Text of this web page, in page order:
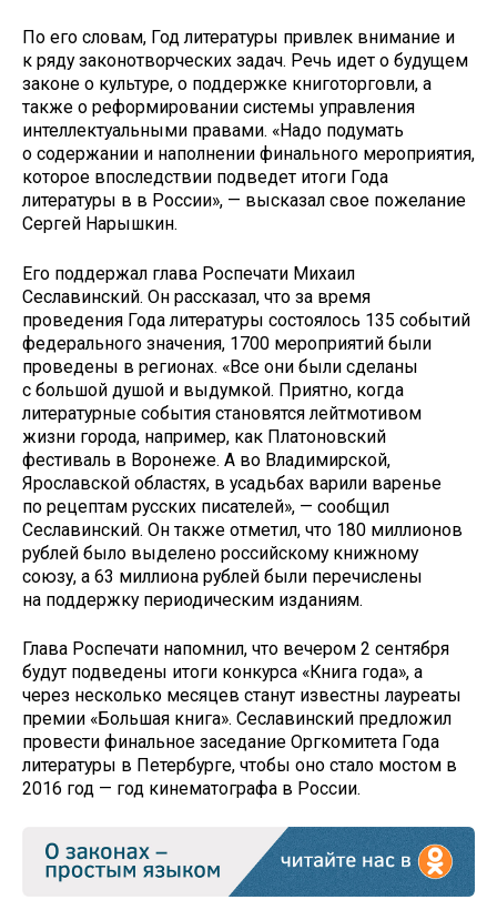
По его словам, Год литературы привлек внимание и
к ряду законотворческих задач. Речь идет о будущем
законе о культуре, о поддержке книготорговли, а
также о реформировании системы управления
интеллектуальными правами. «Надо подумать
о содержании и наполнении финального мероприятия,
которое впоследствии подведет итоги Года
литературы в в России», — высказал свое пожелание
Сергей Нарышкин.
Его поддержал глава Роспечати Михаил
Сеславинский. Он рассказал, что за время
проведения Года литературы состоялось 135 событий
федерального значения, 1700 мероприятий были
проведены в регионах. «Все они были сделаны
с большой душой и выдумкой. Приятно, когда
литературные события становятся лейтмотивом
жизни города, например, как Платоновский
фестиваль в Воронеже. А во Владимирской,
Ярославской областях, в усадьбах варили варенье
по рецептам русских писателей», — сообщил
Сеславинский. Он также отметил, что 180 миллионов
рублей было выделено российскому книжному
союзу, а 63 миллиона рублей были перечислены
на поддержку периодическим изданиям.
Глава Роспечати напомнил, что вечером 2 сентября
будут подведены итоги конкурса «Книга года», а
через несколько месяцев станут известны лауреаты
премии «Большая книга». Сеславинский предложил
провести финальное заседание Оргкомитета Года
литературы в Петербурге, чтобы оно стало мостом в
2016 год — год кинематографа в России.